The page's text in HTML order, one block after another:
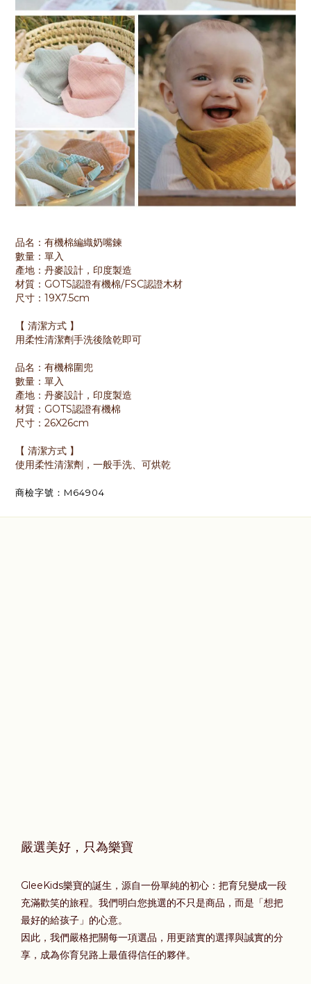
品名：有機棉編織奶嘴鍊
數量：單入
產地：丹麥設計，印度製造
材質：GOTS認證有機棉/FSC認證木材
尺寸：19X7.5cm
【 清潔方式 】
用柔性清潔劑手洗後陰乾即可
品名：有機棉圍兜
數量：單入
產地：丹麥設計，印度製造
材質：GOTS認證有機棉
尺寸：26X26cm
【 清潔方式 】
使用柔性清潔劑，一般手洗、可烘乾
商檢字號：M64904
嚴選美好，只為樂寶
GleeKids樂寶的誕生，源自一份單純的初心：把育兒變成一段
充滿歡笑的旅程。我們明白您挑選的不只是商品，而是「想把
最好的給孩子」的心意。
因此，我們嚴格把關每一項選品，用更踏實的選擇與誠實的分
享，成為你育兒路上最值得信任的夥伴。